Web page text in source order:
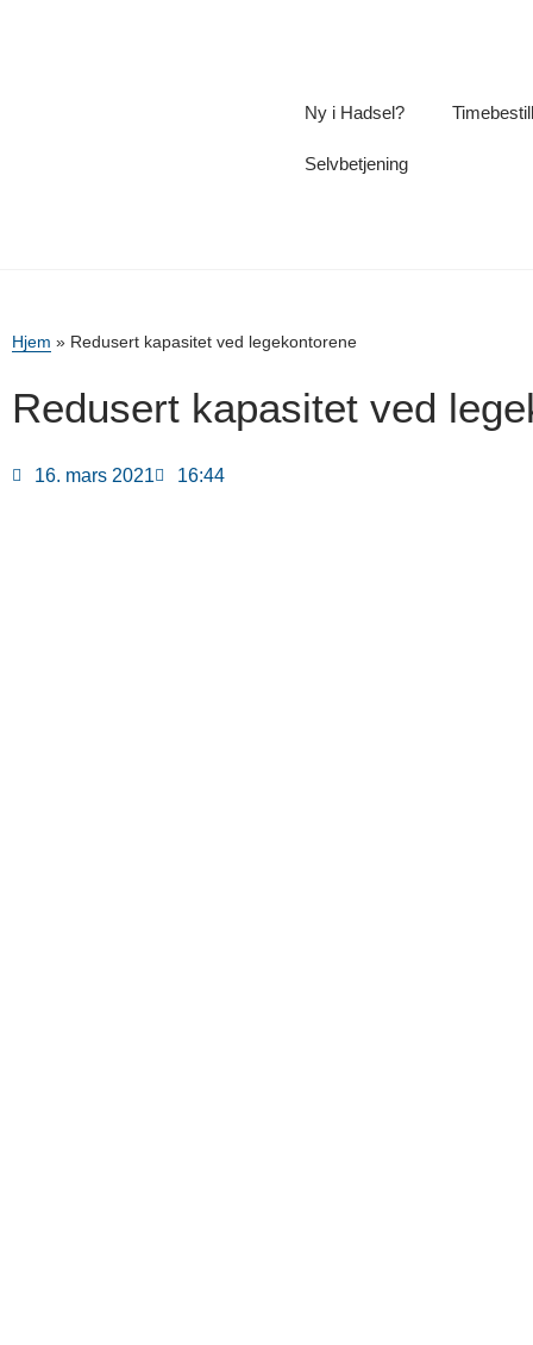
Ny i Hadsel?
Selvbetjening
Hjem » Redusert kapasitet ved legekontorene
Redusert kapasitet ved
16. mars 2021 16:44